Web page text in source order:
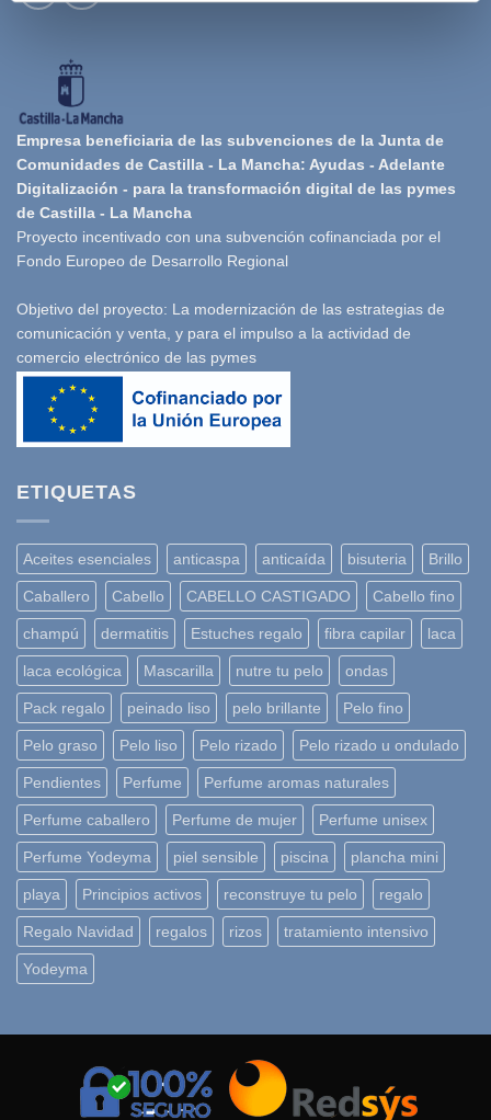
Empresa beneficiaria de las subvenciones de la Junta de
Comunidades de Castilla - La Mancha: Ayudas - Adelante
Digitalización - para la transformación digital de las pymes
de Castilla - La Mancha
Proyecto incentivado con una subvención cofinanciada por el
Fondo Europeo de Desarrollo Regional
Objetivo del proyecto: La modernización de las estrategias de
comunicación y venta, y para el impulso a la actividad de
comercio electrónico de las pymes
ETIQUETAS
Aceites esenciales anticaspa anticaída bisuteria Brillo
Caballero Cabello CABELLO CASTIGADO Cabello fino
champú dermatitis Estuches regalo fibra capilar laca
laca ecológica Mascarilla nutre tu pelo ondas
Pack regalo peinado liso pelo brillante Pelo fino
Pelo graso Pelo liso Pelo rizado Pelo rizado u ondulado
Pendientes Perfume Perfume aromas naturales
Perfume caballero Perfume de mujer Perfume unisex
Perfume Yodeyma piel sensible piscina plancha mini
playa Principios activos reconstruye tu pelo regalo
Regalo Navidad regalos rizos tratamiento intensivo
Yodeyma